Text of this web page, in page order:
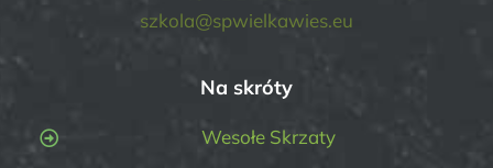
szkola@spwielkawies.eu
Na skróty
Wesołe Skrzaty